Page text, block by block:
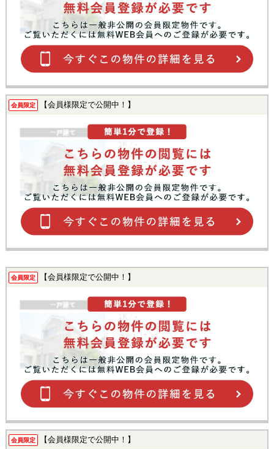
会員限定 【会員様限定で公開中！】
会員限定 【会員様限定で公開中！】
会員限定 【会員様限定で公開中！】